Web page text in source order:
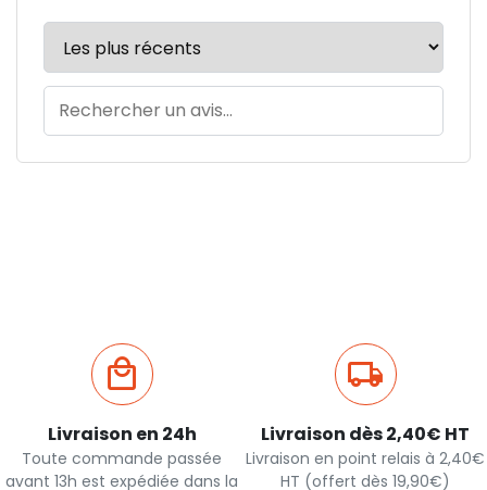
Livraison en 24h
Toute commande passée
avant 13h est expédiée dans la
Livraison dès 2,40€ HT
Livraison en point relais à 2,40€
HT (offert dès 19,90€)